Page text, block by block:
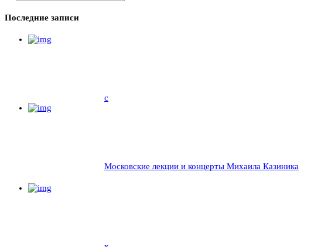
Последние записи
c
Московские лекции и концерты Михаила Казиника